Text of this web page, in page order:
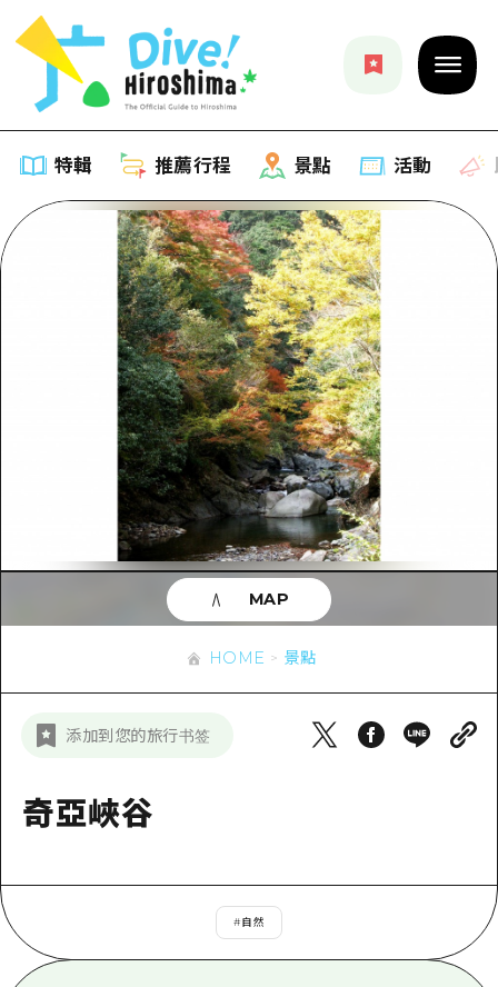
特輯 推薦行程 景點 活動
特輯
列表
推薦
藝術
活動·廟會
美食·酒水
騎自行車
購物
運動
夜晚生活
標準
治癒
推薦行程
列表
Dive! Hiroshima 官方向導
廣島隨意旅行
廣島市內
安芸
答對了
宮島周邊
短途旅行
1晚2天
景點
列表
廣島市內
安芸
答對了
美北
東山口
活動
即時訊息
有用的信息
列表
超值遊覽門票
廣島免費 Wi-Fi
新聞
HOME 景點
添加到您的旅行书签
奇亞峽谷
#自然
MAP